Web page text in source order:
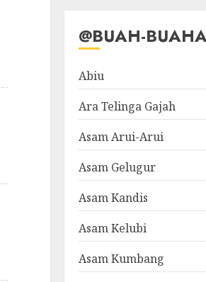
@BUAH-
Abiu
Ara Telinga Gajah
Asam Arui-Arui
Asam Gelugur
Asam Kandis
Asam Kelubi
Asam Kumbang